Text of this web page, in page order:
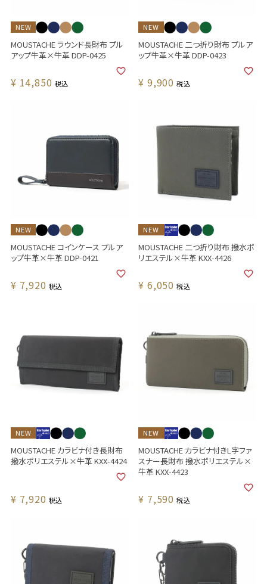
NEW
MOUSTACHE ラウンド長財布 プル
アップ牛革×牛革 DDP-0425
¥ 14,850 税込
NEW
MOUSTACHE 二つ折り財布 プルア
ップ牛革×牛革 DDP-0423
¥ 9,900 税込
NEW
MOUSTACHE コインケース プルア
ップ牛革×牛革 DDP-0421
¥ 7,920 税込
NEW
MOUSTACHE 二つ折り財布 撥水ポ
リエステル×牛革 KXX-4426
¥ 6,050 税込
NEW
MOUSTACHE カラビナ付き長財布
撥水ポリエステル×牛革 KXX-4424
¥ 7,920 税込
NEW
MOUSTACHE カラビナ付きL字ファ
スナー長財布 撥水ポリエステル×
牛革 KXX-4423
¥ 7,590 税込